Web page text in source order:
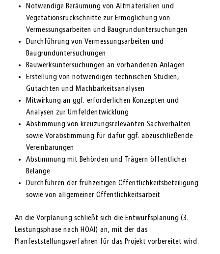
Notwendige Beräumung von Altmaterialien und
Vegetationsrückschnitte zur Ermöglichung von
Vermessungsarbeiten und Baugrunduntersuchungen
Durchführung von Vermessungsarbeiten und
Baugrunduntersuchungen
Bauwerksuntersuchungen an vorhandenen Anlagen
Erstellung von notwendigen technischen Studien,
Gutachten und Machbarkeitsanalysen
Mitwirkung an ggf. erforderlichen Konzepten und
Analysen zur Umfeldentwicklung
Abstimmung von kreuzungsrelevanten Sachverhalten
sowie Vorabstimmung für dafür ggf. abzuschließende
Vereinbarungen
Abstimmung mit Behörden und Trägern öffentlicher
Belange
Durchführen der frühzeitigen Öffentlichkeitsbeteiligung
sowie von allgemeiner Öffentlichkeitsarbeit
An die Vorplanung schließt sich die Entwurfsplanung (3.
Leistungsphase nach HOAI) an, mit der das
Planfeststellungsverfahren für das Projekt vorbereitet wird.